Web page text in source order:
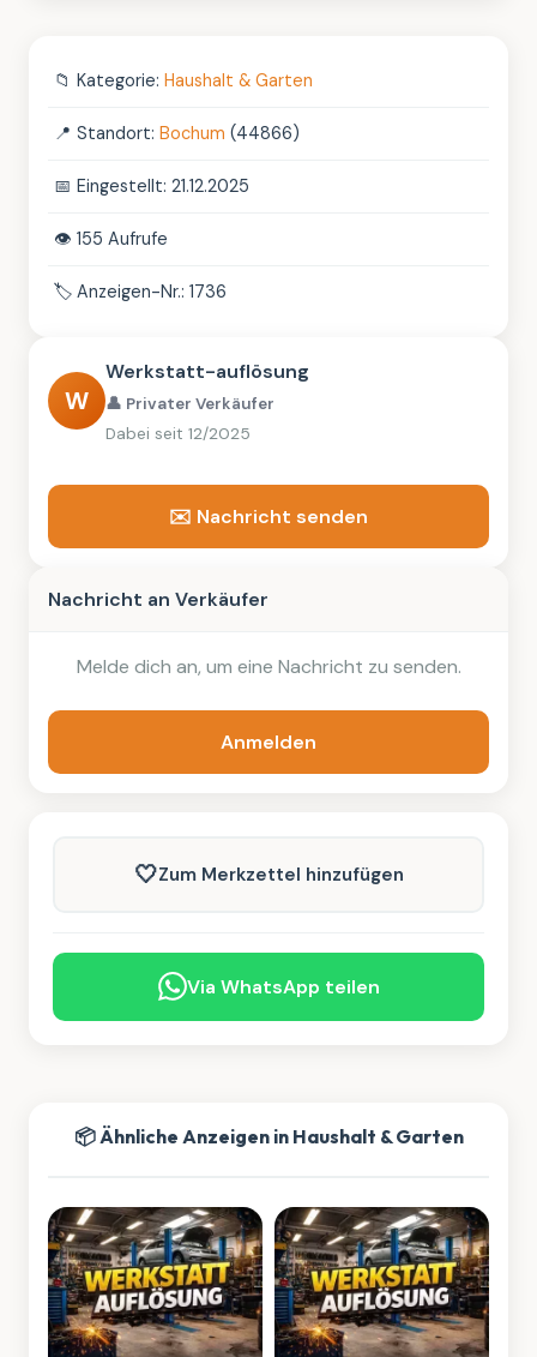
📁 Kategorie: Haushalt & Garten
📍 Standort: Bochum (44866)
📅 Eingestellt: 21.12.2025
👁️ 155 Aufrufe
🏷️ Anzeigen-Nr.: 1736
W
Werkstatt-auflösung
👤 Privater Verkäufer
Dabei seit 12/2025
✉️ Nachricht senden
Nachricht an Verkäufer
Melde dich an, um eine Nachricht zu senden.
Anmelden
🤍Zum Merkzettel hinzufügen
Via WhatsApp teilen
📦 Ähnliche Anzeigen in Haushalt & Garten